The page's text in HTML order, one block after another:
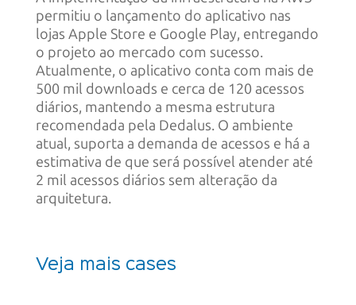
permitiu o lançamento do aplicativo nas
lojas Apple Store e Google Play, entregando
o projeto ao mercado com sucesso.
Atualmente, o aplicativo conta com mais de
500 mil downloads e cerca de 120 acessos
diários, mantendo a mesma estrutura
recomendada pela Dedalus. O ambiente
atual, suporta a demanda de acessos e há a
estimativa de que será possível atender até
2 mil acessos diários sem alteração da
arquitetura.
Veja mais cases